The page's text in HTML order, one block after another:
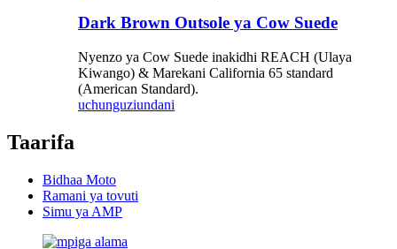
Dark Brown Outsole ya Cow Suede
Nyenzo ya Cow Suede inakidhi REACH (Ulaya
Kiwango) & Marekani California 65 standard
(American Standard).
uchunguziundani
Taarifa
Bidhaa Moto
Ramani ya tovuti
Simu ya AMP